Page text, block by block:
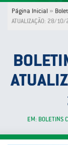
Página Inicial »
ATUALIZAÇÃO: 28/
EM: BOLETINS